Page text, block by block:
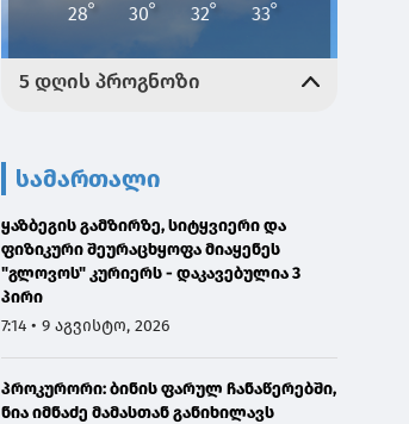
სამართალი
ყაზბეგის გამზირზე, სიტყვიერი და
ფიზიკური შეურაცხყოფა მიაყენეს
"გლოვოს" კურიერს - დაკავებულია 3
პირი
7:14 • 9 აგვისტო, 2026
პროკურორი: ბინის ფარულ ჩანაწერებში,
ნია იმნაძე მამასთან განიხილავს